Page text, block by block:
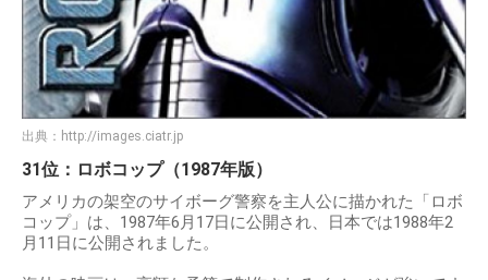
出典： http://images.ciatr.jp
31位：ロボコップ（1987年版）
アメリカの架空のサイボーグ警察を主人公に描かれた「ロボ
コップ」は、1987年6月17日に公開され、日本では1988年2
月11日に公開されました。